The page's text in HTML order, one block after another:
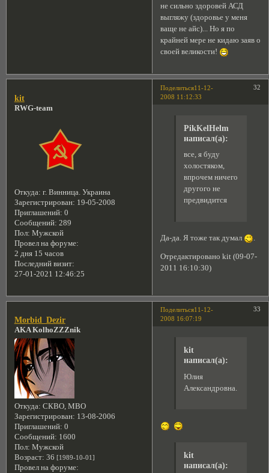
не сильно здоровей АСД
выгляжу (здоровье у меня
ваще не айс)... Но я по
крайней мере не кидаю заяв о
своей великости!
Поделиться 32
11-12-
2008 11:12:33
kit
RWG-team
Откуда: г. Винница. Украина
Зарегистрирован: 19-05-2008
Приглашений: 0
Сообщений: 289
Пол: Мужской
Провел на форуме:
2 дня 15 часов
Последний визит:
27-01-2021 12:46:25
PikKelHelm
написал(а):
все, я буду
холостяком,
впрочем ничего
другого не
предвидится
Да-да. Я тоже так думал
Отредактировано kit (09-07-
2011 16:10:30)
Поделиться 33
11-12-
2008 16:07:19
Morbid_Dezir
AKA KolhoZZZnik
Откуда: СКВО, МВО
Зарегистрирован: 13-08-2006
Приглашений: 0
Сообщений: 1600
Пол: Мужской
Возраст: 36 [1989-10-01]
Провел на форуме:
kit
написал(а):
Юлия
Александровна.
kit
написал(а):